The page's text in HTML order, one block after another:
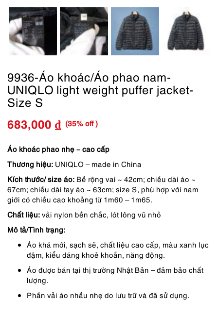
9936-Áo khoác/Áo phao nam-
UNIQLO light weight puffer jacket-
Size S
Giá
gốc
là:
1,050,000 ₫.
683,000 ₫
Giá
hiện
tại
là:
683,000 ₫.
(35% off )
Áo khoác phao nhẹ – cao cấp
Thương hiệu: UNIQLO – made in China
Kích thước/ size áo: Bề rộng vai ~ 42cm; chiều dài áo ~
67cm; chiều dài tay áo ~ 63cm; size S, phù hợp với nam
giới có chiều cao khoảng từ 1m60 – 1m65.
Chất liệu: vải nylon bền chắc, lót lông vũ nhỏ
Mô tả/Tình trạng:
Áo khá mới, sạch sẽ, chất liệu cao cấp, màu xanh lục
đậm, kiểu dáng khoẻ khoắn, năng động.
Áo được bán tại thị trường Nhật Bản – đảm bảo chất
lượng.
Phần vải áo nhầu nhẹ do lưu trữ và đã sử dụng.